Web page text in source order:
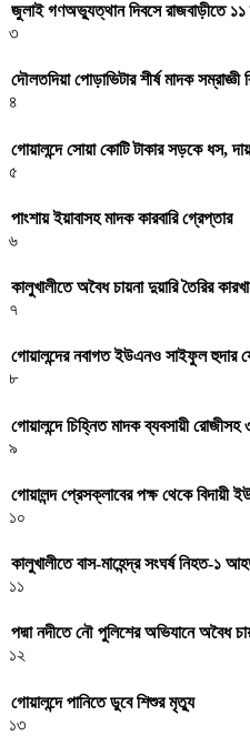
জুলাই গণঅভ্যুত্থান দিবসে রাজবাড়ীতে ১১
৩
দৌলতদিয়া পোড়াভিটার শীর্ষ মাদক
৪
গোয়ালন্দে সোয়া কোটি টাকার সড়কে ধস,
৫
পাংশায় ইয়াবাসহ মাদক কারবারি গ্রেপ্তার
৬
কালুখালীতে অবৈধ চায়না দুয়ারি তৈরির
৭
গোয়ালন্দের নবাগত ইউএনও সাইফুল হুদার
৮
গোয়ালন্দে চিহ্নিত মাদক ব্যবসায়ী
৯
গোয়ালন্দ প্রেসক্লাবের পক্ষ থেকে বিদায়ী
১০
কালুখালীতে বাস-মাহেন্দ্র সংঘর্ষ নিহত-১
১১
পদ্মা নদীতে নৌ পুলিশের অভিযানে অবৈধ
১২
গোয়ালন্দে পানিতে ডুবে শিশুর মৃত্যু
১৩